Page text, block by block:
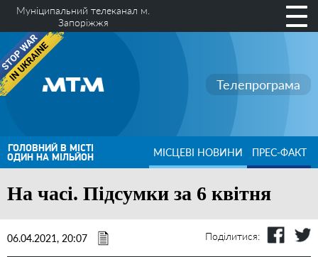
Муніципальний телеканал м.
Запоріжжя
Телепрограма
ГОЛОВНИЙ В МІСТІ
ОДИН НА МІЛЬЙОН МІСЦЕВІ НОВИНИ ПРЕС-ФАКТ
На часі. Підсумки за 6 квітня
06.04.2021, 20:07 Поділитися: